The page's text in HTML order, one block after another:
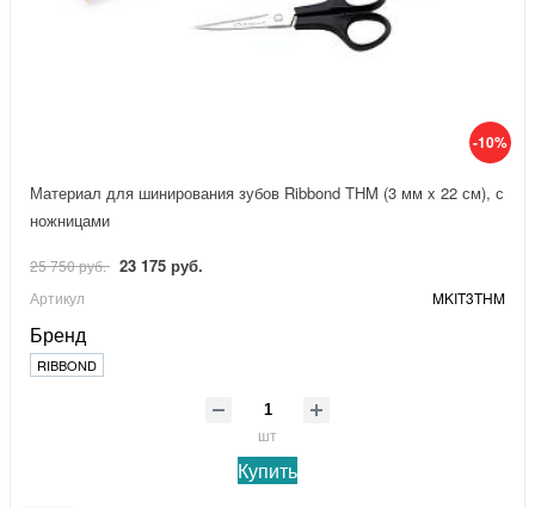
-10%
Материал для шинирования зубов Ribbond THM (3 мм x 22 см), с
ножницами
25 750 руб. 23 175 руб.
Артикул MKIT3THM
Бренд
RIBBOND
шт
Купить